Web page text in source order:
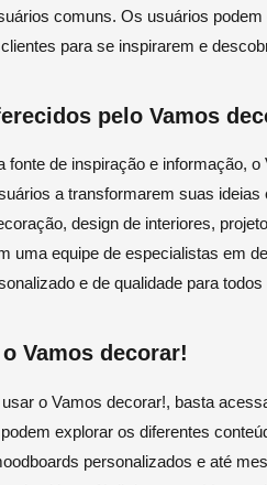
comuns. Os usuários
para se inspirarem e
pelo Vamos
fonte de inspiração e informação,
a transformarem suas
design de interiores,
uma equipe de especialistas em
e de qualidade para
Vamos decorar!
o Vamos decorar!, basta
explorar os diferentes
personalizados e até